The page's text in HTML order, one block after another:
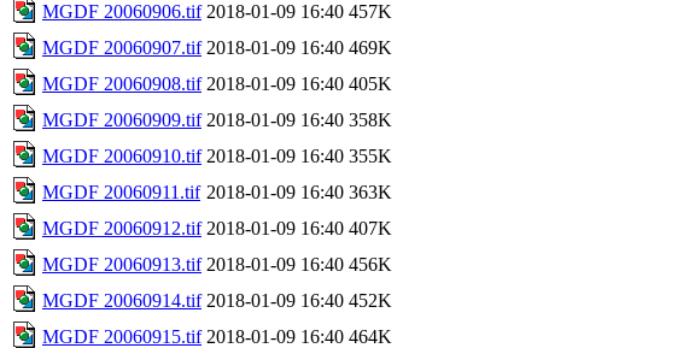
MGDF 20060906.tif 2018-01-09 16:40 457K
MGDF 20060907.tif 2018-01-09 16:40 469K
MGDF 20060908.tif 2018-01-09 16:40 405K
MGDF 20060909.tif 2018-01-09 16:40 358K
MGDF 20060910.tif 2018-01-09 16:40 355K
MGDF 20060911.tif 2018-01-09 16:40 363K
MGDF 20060912.tif 2018-01-09 16:40 407K
MGDF 20060913.tif 2018-01-09 16:40 456K
MGDF 20060914.tif 2018-01-09 16:40 452K
MGDF 20060915.tif 2018-01-09 16:40 464K